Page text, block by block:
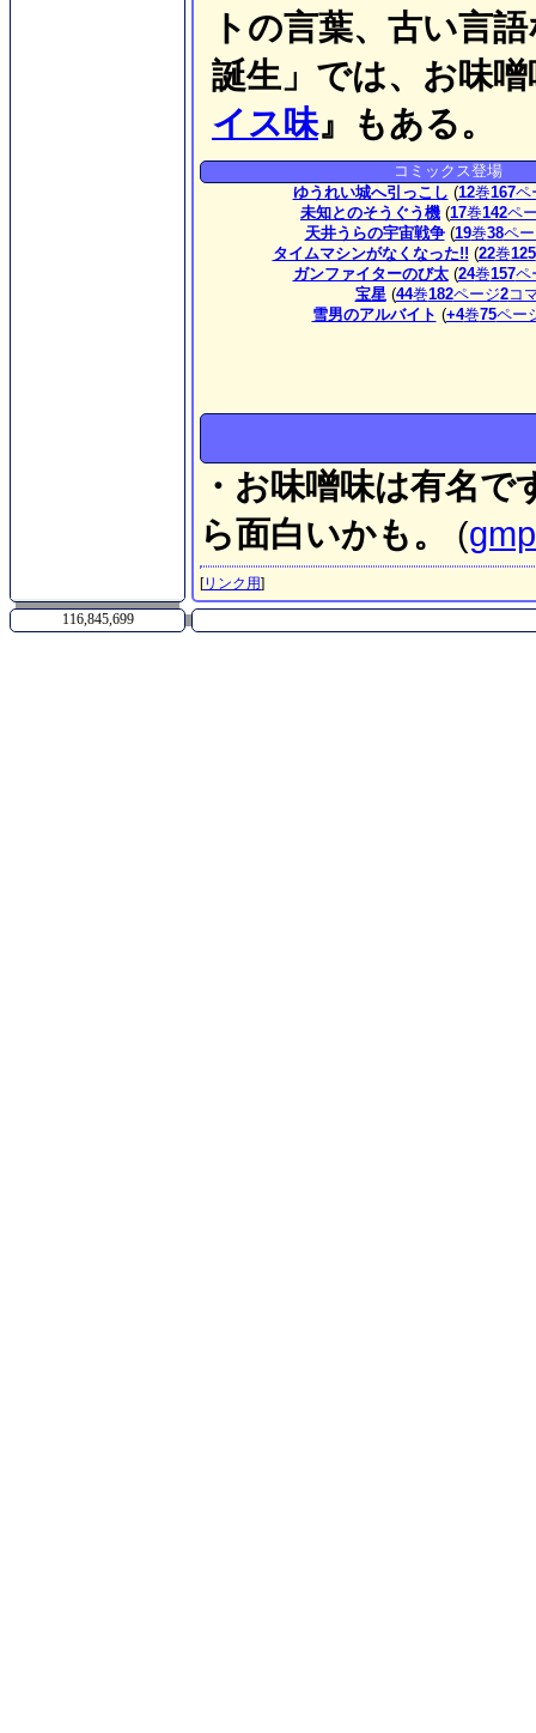
トの言葉、古い言
誕生」では、お味
イス味』もある。
コミックス登場
ゆうれい城へ引っこし (12巻167ペ
未知とのそうぐう機 (17巻142ペ
天井うらの宇宙戦争(19巻38ペ
タイムマシンがなくなった!! (22巻125
ガンファイターのび太(24巻157ペ
宝星(44巻182ページ2コ
雪男のアルバイト (+4巻75ペー
・お味噌味は有名
ら面白いかも。
(gmp
[リンク用]
116,845,699